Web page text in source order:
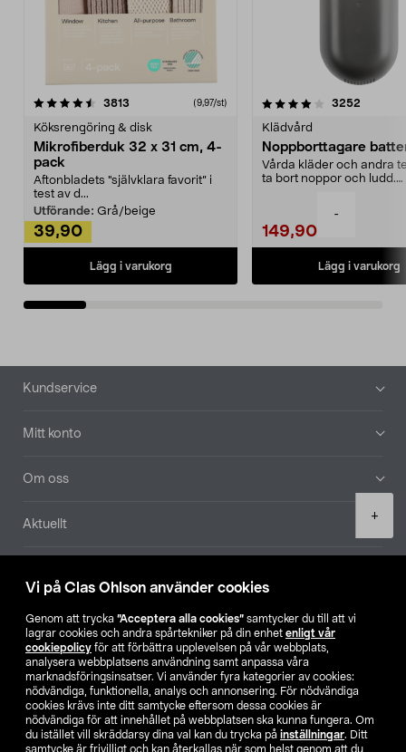
Vi på Clas Ohlson använder cookies
Genom att trycka ”Acceptera alla cookies” samtycker du till att vi
lagrar cookies och andra spårtekniker på din enhet enligt vår
cookiepolicy för att förbättra upplevelsen på vår webbplats,
analysera webbplatsens användning samt anpassa våra
marknadsföringsinsatser. Vi använder fyra kategorier av cookies:
nödvändiga, funktionella, analys och annonsering. För nödvändiga
cookies krävs inte ditt samtycke eftersom dessa cookies är
nödvändiga för att innehållet på webbplatsen ska kunna fungera. Om
du istället vill skräddarsy dina val kan du trycka på inställningar. Ditt
samtycke är frivilligt och kan återkallas när som helst genom att du
-
+
3813 (9,97/st)
Köksrengöring & disk
Mikrofiberduk 32 x 31 cm, 4-
pack
Aftonbladets "självklara favorit” i
test av d...
Utförande: Grå/beige
39,90
Lägg i varukorg
4.0av 5 stjärnor 3252
Klädvård
Noppborttagare
Vårda kläder och andra
ta bort noppor och ludd.
149,90
Lägg i varukorg
4.5av 5 stjärnor
Sidfot
Kundservice
Mitt konto
Om oss
Aktuellt
Hitta butik
SE NO FI